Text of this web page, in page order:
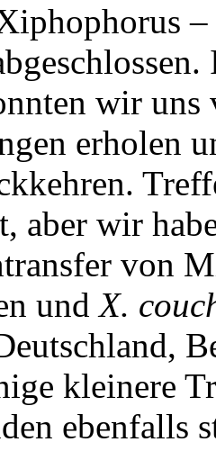
wir
erholen
aber wir
von
undX.
kleinere
ebenfalls